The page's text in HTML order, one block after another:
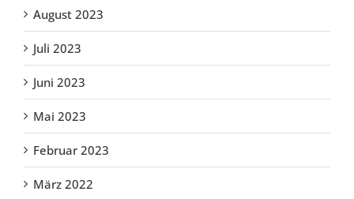
August 2023
Juli 2023
Juni 2023
Mai 2023
Februar 2023
März 2022